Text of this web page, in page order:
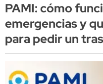
PAMI: cómo
emergencias y
para pedir un